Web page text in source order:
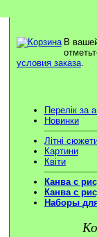
В
условия заказа.
Перелік за
Новинки
Літні
Картини
Квіти
Канва с
Канва с
Наборы